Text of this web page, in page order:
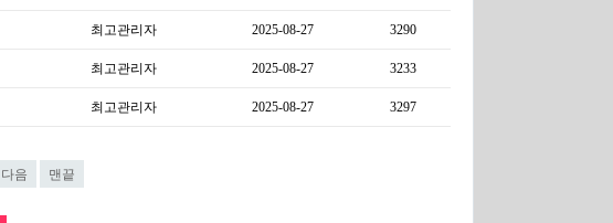
최고관리자 2025-08-27 3290
최고관리자 2025-08-27 3233
최고관리자 2025-08-27 3297
다음 맨끝